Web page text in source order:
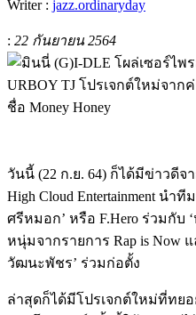
Writer : jazz.ordinaryday
: 22 กันยายน 2564
วันนี้ (22 ก.ย. 64) ก็ได้มีข่าวดีจ
High Cloud Entertainment น
ศรีหมอก’ หรือ F.Hero ร่วมกับ
หนุ่มจากรายการ Rap is Now
วัฒนะพัชร’ ร่วมก่อตั้ง
ล่าสุดก็ได้มีโปรเจกต์ใหม่ที่ทย